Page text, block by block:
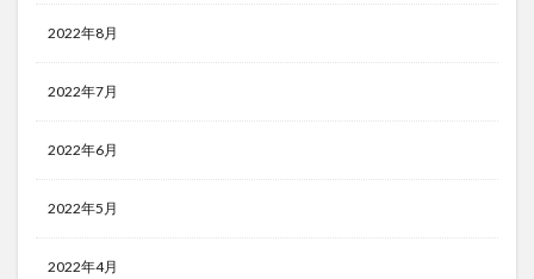
2022年8月
2022年7月
2022年6月
2022年5月
2022年4月